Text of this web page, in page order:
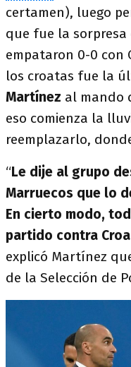
certamen), luego
que fue la sorpresa
empataron 0-0 con
los croatas fue la
Martínez al mando
eso comienza la
reemplazarlo,
“Le dije al grupo
Marruecos que lo
En cierto modo,
partido contra
explicó Martínez
de la Selección de